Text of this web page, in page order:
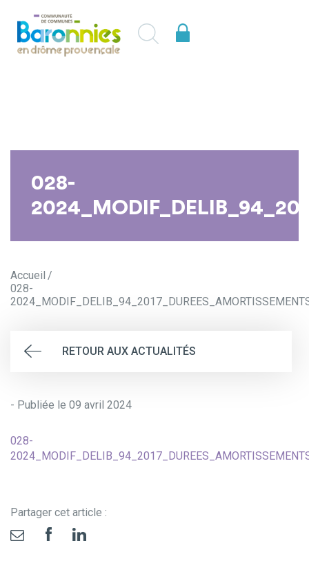
028-
Accueil
028-
RETOUR AUX ACTUALITÉS
- Publiée le 09 avril 2024
028-
Partager cet article :